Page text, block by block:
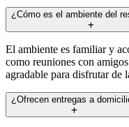
¿Cómo es el ambiente del
El ambiente es familiar y
como reuniones con
agradable para disfrutar de
¿Ofrecen entregas a